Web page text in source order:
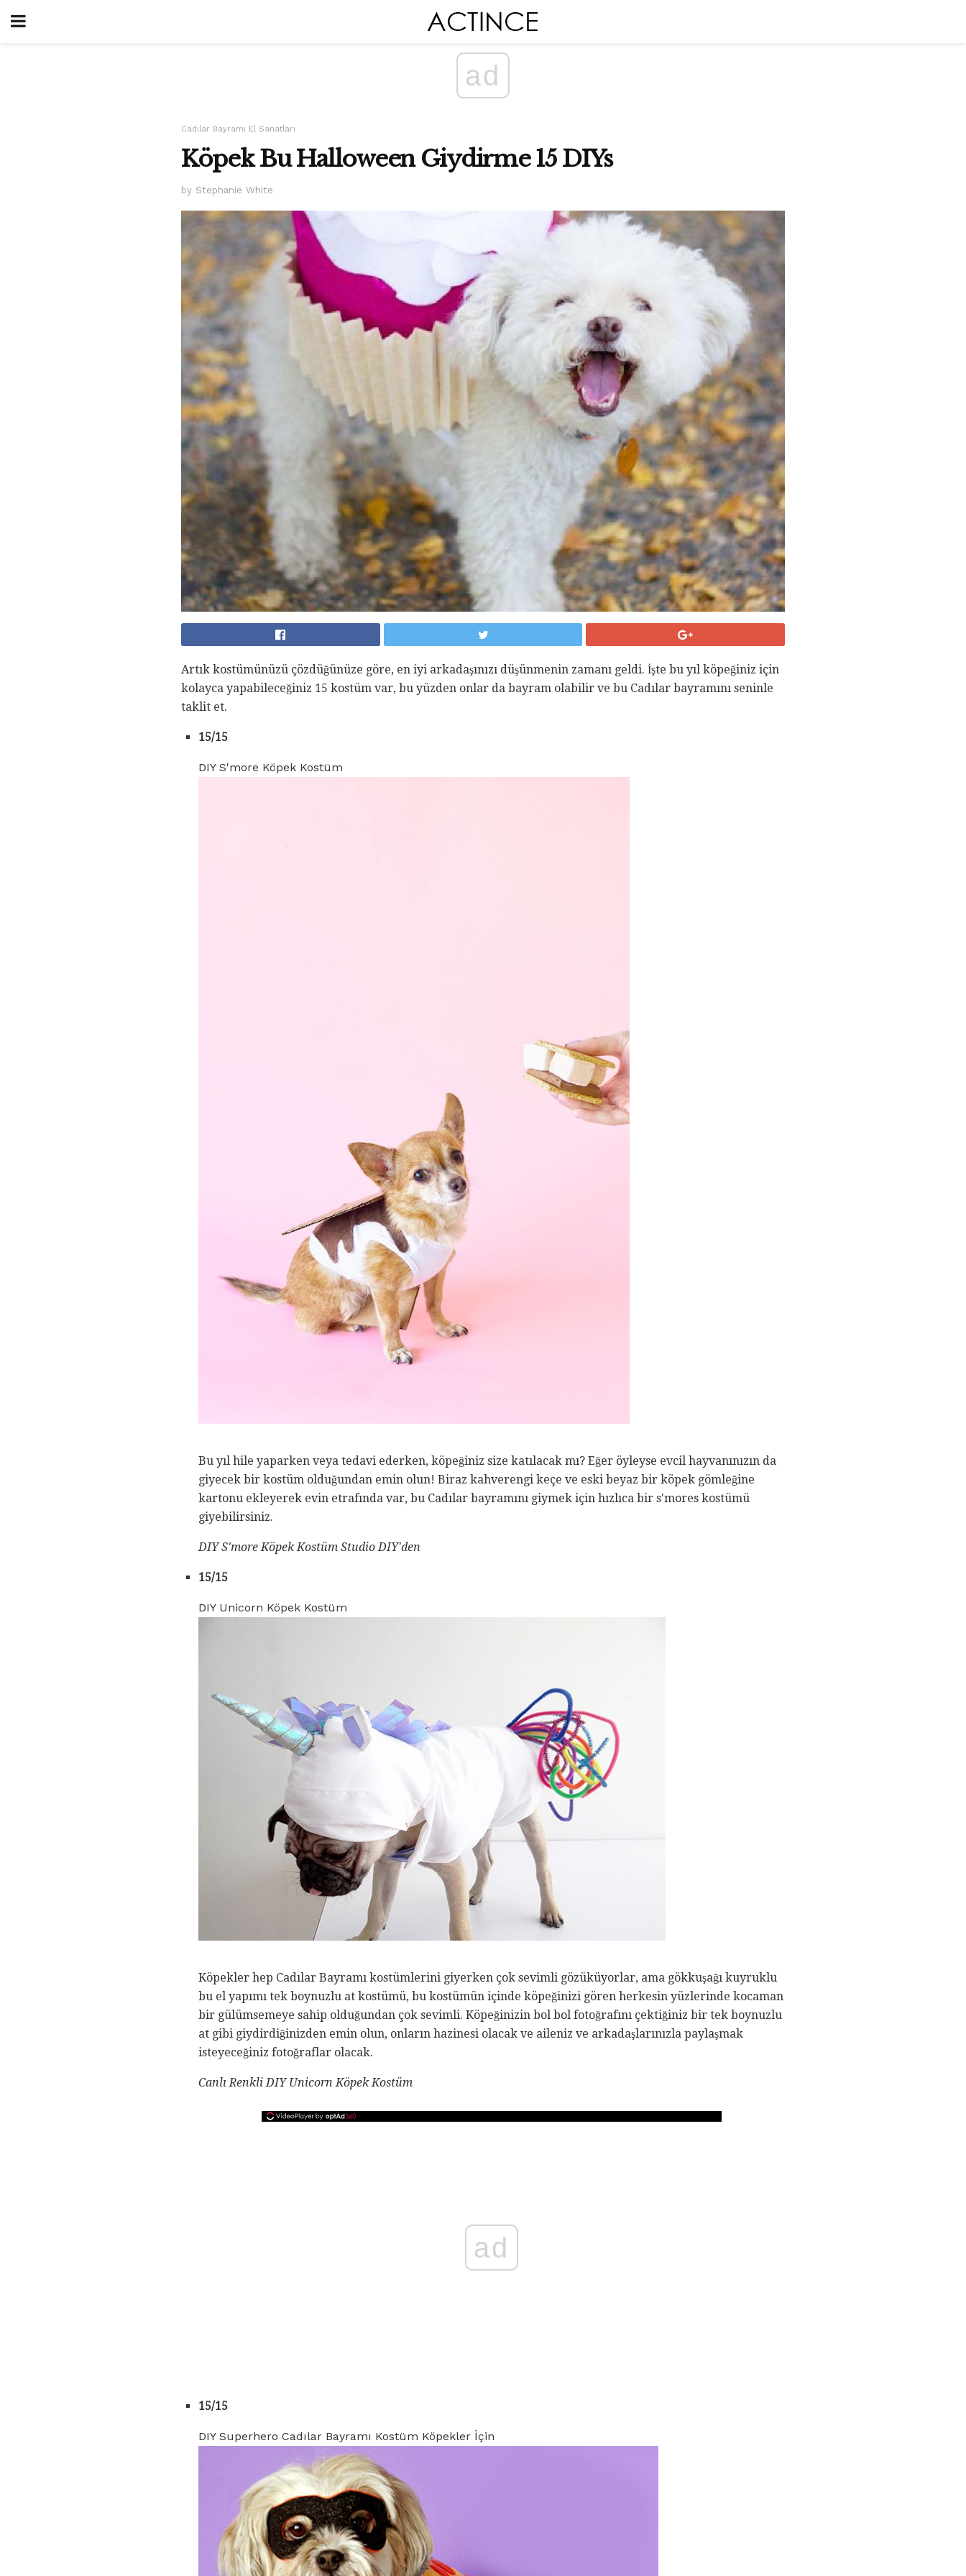
ad
Cadılar Bayramı El Sanatları
Köpek Bu Halloween Giydirme 15 DIYs
by Stephanie White
Artık kostümünüzü çözdüğünüze göre, en iyi arkadaşınızı düşünmenin zamanı geldi. İşte bu yıl köpeğiniz için
kolayca yapabileceğiniz 15 kostüm var, bu yüzden onlar da bayram olabilir ve bu Cadılar bayramını seninle
taklit et.
15/15
DIY S'more Köpek Kostüm
Bu yıl hile yaparken veya tedavi ederken, köpeğiniz size katılacak mı? Eğer öyleyse evcil hayvanınızın da
giyecek bir kostüm olduğundan emin olun! Biraz kahverengi keçe ve eski beyaz bir köpek gömleğine
kartonu ekleyerek evin etrafında var, bu Cadılar bayramını giymek için hızlıca bir s'mores kostümü
giyebilirsiniz.
DIY S'more Köpek Kostüm Studio DIY'den
15/15
DIY Unicorn Köpek Kostüm
Köpekler hep Cadılar Bayramı kostümlerini giyerken çok sevimli gözüküyorlar, ama gökkuşağı kuyruklu
bu el yapımı tek boynuzlu at kostümü, bu kostümün içinde köpeğinizi gören herkesin yüzlerinde kocaman
bir gülümsemeye sahip olduğundan çok sevimli. Köpeğinizin bol bol fotoğrafını çektiğiniz bir tek boynuzlu
at gibi giydirdiğinizden emin olun, onların hazinesi olacak ve aileniz ve arkadaşlarınızla paylaşmak
isteyeceğiniz fotoğraflar olacak.
Canlı Renkli DIY Unicorn Köpek Kostüm
ad
15/15
DIY Superhero Cadılar Bayramı Kostüm Köpekler İçin